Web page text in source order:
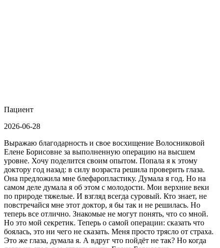
Пациент
2026-06-28
Выражаю благодарность и свое восхищение Волосниковой
Елене Борисовне за выполненную операцию на высшем
уровне. Хочу поделится своим опытом. Попала я к этому
доктору год назад: в силу возраста решила проверить глаза.
Она предложила мне блефаропластику. Думала я год. Но на
самом деле думала я об этом с молодости. Мои верхние веки
по природе тяжелые. И взгляд всегда суровый. Кто знает, не
повстречайся мне этот доктор, я бы так и не решилась. Но
теперь все отлично. Знакомые не могут понять, что со мной.
Но это мой секретик. Теперь о самой операции: сказать что
боялась, это ни чего не сказать. Меня просто трясло от страха.
Это же глаза, думала я. А вдруг что пойдёт не так? Но когда